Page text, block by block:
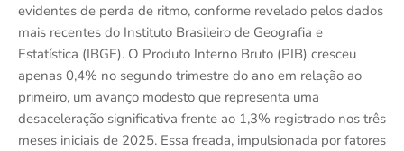
evidentes de perda de ritmo, conforme revelado pelos dados
mais recentes do Instituto Brasileiro de Geografia e
Estatística (IBGE). O Produto Interno Bruto (PIB) cresceu
apenas 0,4% no segundo trimestre do ano em relação ao
primeiro, um avanço modesto que representa uma
desaceleração significativa frente ao 1,3% registrado nos três
meses iniciais de 2025. Essa freada, impulsionada por fatores